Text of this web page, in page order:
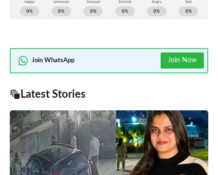
Join WhatsApp Join Now
Latest Stories